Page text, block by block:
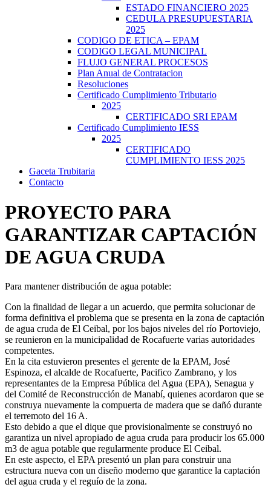
ESTADO FINANCIERO 2025
CEDULA PRESUPUESTARIA
2025
CODIGO DE ETICA – EPAM
CODIGO LEGAL MUNICIPAL
FLUJO GENERAL PROCESOS
Plan Anual de Contratacion
Resoluciones
Certificado Cumplimiento Tributario
2025
CERTIFICADO SRI EPAM
Certificado Cumplimiento IESS
2025
CERTIFICADO
CUMPLIMIENTO IESS 2025
Gaceta Trubitaria
Contacto
PROYECTO PARA
GARANTIZAR CAPTACIÓN
DE AGUA CRUDA
Para mantener distribución de agua potable:
Con la finalidad de llegar a un acuerdo, que permita solucionar de
forma definitiva el problema que se presenta en la zona de captación
de agua cruda de El Ceibal, por los bajos niveles del río Portoviejo,
se reunieron en la municipalidad de Rocafuerte varias autoridades
competentes.
En la cita estuvieron presentes el gerente de la EPAM, José
Espinoza, el alcalde de Rocafuerte, Pacifico Zambrano, y los
representantes de la Empresa Pública del Agua (EPA), Senagua y
del Comité de Reconstrucción de Manabí, quienes acordaron que se
construya nuevamente la compuerta de madera que se dañó durante
el terremoto del 16 A.
Esto debido a que el dique que provisionalmente se construyó no
garantiza un nivel apropiado de agua cruda para producir los 65.000
m3 de agua potable que regularmente produce El Ceibal.
En este aspecto, el EPA presentó un plan para construir una
estructura nueva con un diseño moderno que garantice la captación
del agua cruda y el reguío de la zona.